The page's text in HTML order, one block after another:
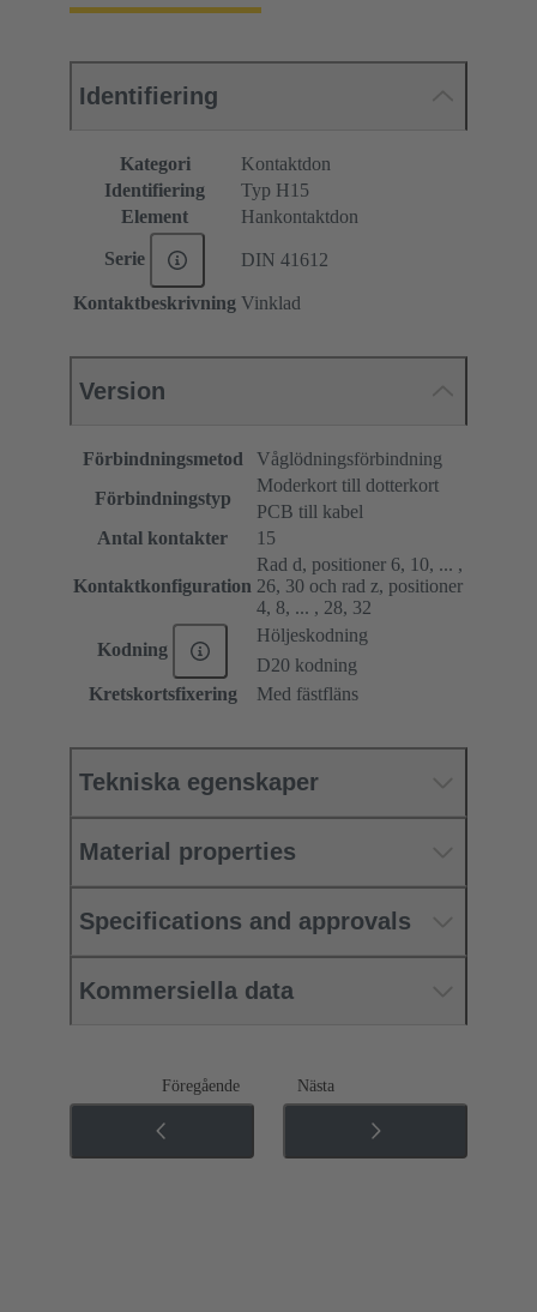
Identifiering
Kategori
Kontaktdon
Identifiering
Typ H15
Element
Hankontaktdon
Serie DIN 41612
Kontaktbeskrivning Vinklad
Version
Förbindningsmetod
Våglödningsförbindning
Förbindningstyp
Moderkort till dotterkort
PCB till kabel
Antal kontakter
15
Kontaktkonfiguration
Rad d, positioner 6, 10, ... ,
26, 30 och rad z, positioner
4, 8, ... , 28, 32
Kodning
Höljeskodning
D20 kodning
Kretskortsfixering
Med fästfläns
Tekniska egenskaper
Material properties
Specifications and approvals
Kommersiella data
Föregående Nästa